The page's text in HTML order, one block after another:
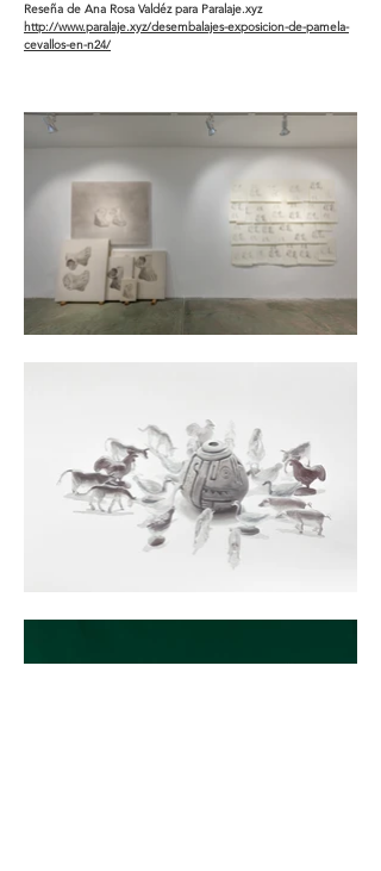
Reseña de Ana Rosa Valdéz para Paralaje.xyz
http://www.paralaje.xyz/desembalajes-exposicion-de-pamela-
cevallos-en-n24/